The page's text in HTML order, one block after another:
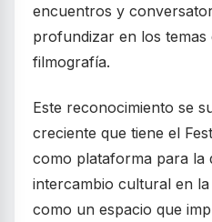
encuentros y
profundizar en los temas
filmografía.
Este reconocimiento se
creciente que tiene el
como plataforma para la
intercambio cultural en
como un espacio que